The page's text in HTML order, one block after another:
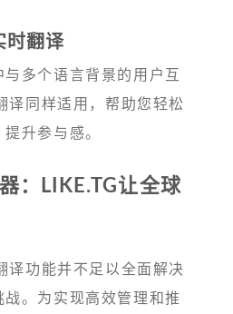
时翻译
多个语言背景的用户互
译同样适用，帮助您轻松
升参与感。
：LIKE.TG让全球
译功能并不足以全面解决
战。为实现高效管理和推